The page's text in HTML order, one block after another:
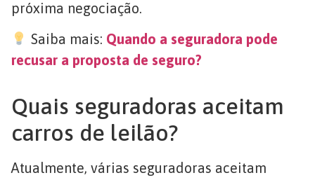
próxima negociação.
Saiba mais: Quando a seguradora pode
recusar a proposta de seguro?
Quais seguradoras aceitam
carros de leilão?
Atualmente, várias seguradoras aceitam